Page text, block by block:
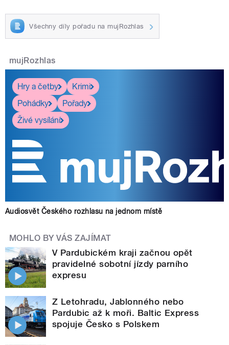
Všechny díly pořadu na mujRozhlas
mujRozhlas
Hry a četby
Krimi
Pohádky
Pořady
Živé vysílání
Audiosvět Českého rozhlasu na jednom místě
MOHLO BY VÁS ZAJÍMAT
V Pardubickém kraji začnou opět
pravidelné sobotní jízdy parního
expresu
Z Letohradu, Jablonného nebo
Pardubic až k moři. Baltic Express
spojuje Česko s Polskem